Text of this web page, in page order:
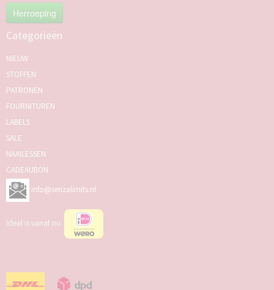
Herroeping
Categorieën
NIEUW
STOFFEN
PATRONEN
FOURNITUREN
LABELS
SALE
NAAILESSEN
CADEAUBON
info@senzalimits.nl
Ideal is vanaf nu